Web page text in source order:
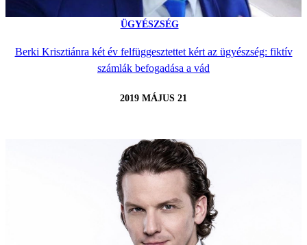
ÜGYÉSZSÉG
Berki Krisztiánra két év felfüggesztettet kért az ügyészség: fiktív
számlák befogadása a vád
2019 MÁJUS 21